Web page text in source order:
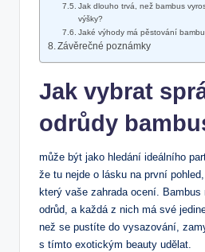
Jak dlouho trvá, než bambus
výšky?
Jaké výhody má pěstování
Závěrečné poznámky
Jak vybrat
odrůdy
může být jako hledání ideálního
že tu nejde o lásku na první
který vaše zahrada ocení. Bambus
odrůd, a každá z nich má své
než se pustíte do vysazování,
s tímto exotickým beauty udělat.